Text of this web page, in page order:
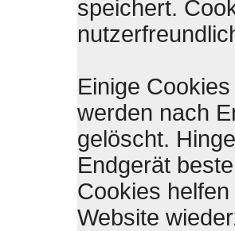
speichert.
Einige
werden nach
gelöscht.
Endgerät
Cookies
Website